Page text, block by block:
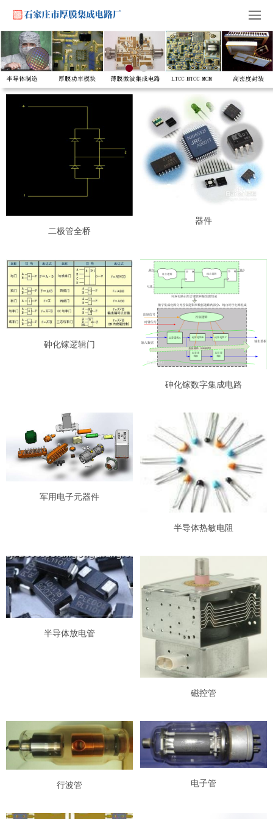
二极管全桥
器件
砷化镓逻辑门
砷化镓数字集成电路
军用电子元器件
半导体热敏电阻
半导体放电管
磁控管
行波管 电子管